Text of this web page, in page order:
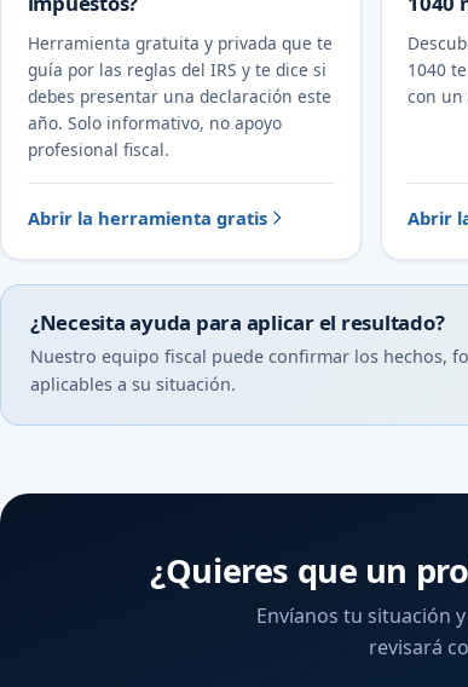
Herramienta gratuita y privada que te
guía por las reglas del IRS y te dice si
debes presentar una declaración este
año. Solo informativo, no apoyo
profesional fiscal.
Abrir la herramienta gratis
1040
con un
Abrir
¿Necesita ayuda para aplicar el resultado?
Nuestro equipo fiscal puede confirmar los hechos,
aplicables a su situación.
¿Quieres que un
Envíanos tu situación
revisará